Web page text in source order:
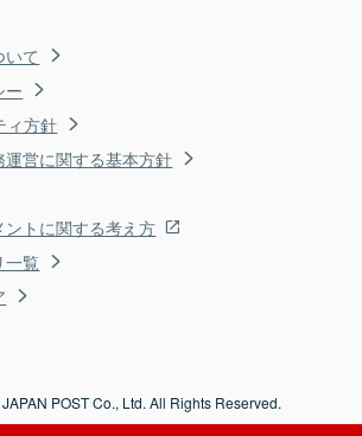
て
ー
ィ方針
営に関する基本方針
トに関する考え方
一覧
POST Co., Ltd. All Rights Reserved.